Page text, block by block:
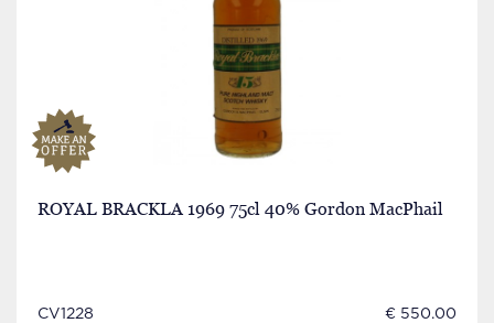
ROYAL BRACKLA 1969 75cl 40% Gordon MacPhail
CV1228 € 550.00